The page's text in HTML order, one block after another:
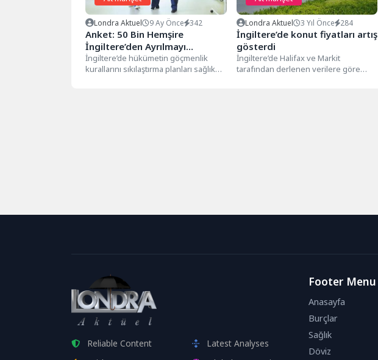
Londra Aktuel 9 Ay Önce 342
Anket: 50 Bin Hemşire
İngiltere’den Ayrılmayı
Düşünüyor
İngiltere’de hükümetin göçmenlik
kurallarını sıkılaştırma planları sağlık
Londra Aktuel 3 Yıl Önce 284
İngiltere’de konut fiyatları artış
gösterdi
İngiltere’de Halifax ve Markit
tarafından derlenen verilere göre
Reliable Content
Latest Analyses
Footer Menu
Anasayfa
Burçlar
Sağlık
Döviz